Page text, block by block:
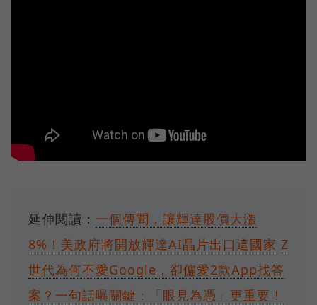
延伸閱讀： 一個傳聞，讓輝達股價大漲
8%！美政府將開放輝達AI晶片出口這國家 Z
世代為何不愛Google，卻偏愛2款App找答
案？一句話曝關鍵：「眼見為憑」更重要！